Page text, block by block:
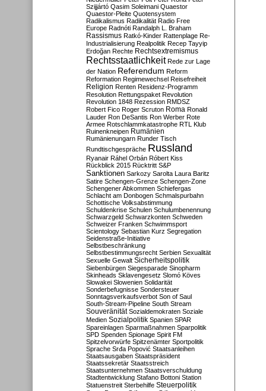
Szijjártó Qasim Soleimani Quaestor
Quaestor-Pleite Quotensystem
Radikalismus Radikalität Radio Free
Europe Radnóti Randalph L. Braham
Rassismus Ratkó-Kinder Rattenplage Re-
Industrialisierung Realpolitik Recep Tayyip
Erdoğan Rechte Rechtsextremismus
Rechtsstaatlichkeit Rede zur Lage
der Nation Referendum Reform
Reformation Regimewechsel Reisefreiheit
Religion Renten Residenz-Programm
Resolution Rettungspaket Revolution
Revolution 1848 Rezession RMDSZ
Robert Fico Roger Scruton Roma Ronald
Lauder Ron DeSantis Ron Werber Rote
Armee Rotschlammkatastrophe RTL Klub
Ruinenkneipen Rumänien
Rumänienungarn Runder Tisch
Rundtischgespräche Russland
Ryanair Ráhel Orbán Róbert Kiss
Rückblick 2015 Rücktritt S&P
Sanktionen Sarkozy Sarolta Laura Baritz
Satire Schengen-Grenze Schengen-Zone
Schengener Abkommen Schiefergas
Schlacht am Donbogen Schmalspurbahn
Schottische Volksabstimmung
Schuldenkrise Schulen Schulumbenennung
Schwarzgeld Schwarzkonten Schweden
Schweizer Franken Schwimmsport
Scientology Sebastian Kurz Segregation
Seidenstraße-Initiative
Selbstbeschränkung
Selbstbestimmungsrecht Serbien Sexualität
Sexuelle Gewalt Sicherheitspolitik
Siebenbürgen Siegesparade Sinopharm
Skinheads Sklavengesetz Slomó Köves
Slowakei Slowenien Solidarität
Sonderbefugnisse Sondersteuer
Sonntagsverkaufsverbot Son of Saul
South-Stream-Pipeline South Stream
Souveränität Sozialdemokraten Soziale
Medien Sozialpolitik Spanien SPAR
Spareinlagen Sparmaßnahmen Sparpolitik
SPD Spenden Spionage Spirit FM
Spitzelvorwürfe Spitzenämter Sportpolitik
Sprache Srđa Popović Staatsanleihen
Staatsausgaben Staatspräsident
Staatssekretär Staatsstreich
Staatsunternehmen Staatsverschuldung
Stadtentwicklung Stafano Bottoni Station
Statuenstreit Sterbehilfe Steuerpolitik